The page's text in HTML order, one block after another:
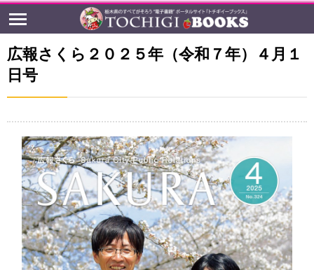
広報さくら２０２５年（令和７年）４月１
日号